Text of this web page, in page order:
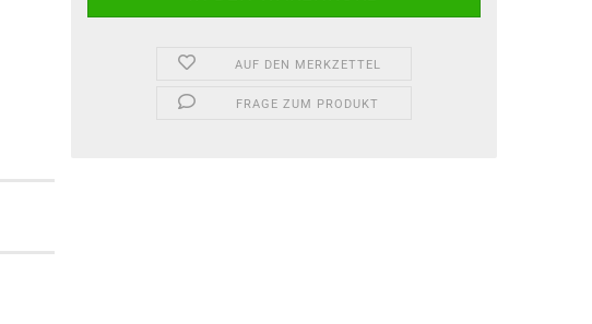
AUF DEN MERKZETTEL
FRAGE ZUM PRODUKT